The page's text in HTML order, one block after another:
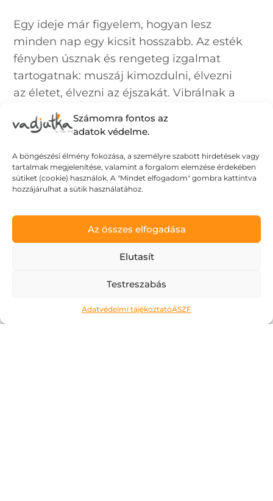
Számomra fontos az
adatok védelme.
A böngészési élmény fokozása, a személyre szabott hirdetések vagy
tartalmak megjelenítése, valamint a forgalom elemzése érdekében
sütiket (cookie) használok. A "Mindet elfogadom" gombra kattintva
hozzájárulhat a sütik használatához.
Az összes elfogadása
Elutasít
Testreszabás
Adatvédelmi tájékoztatóÁSZF
Egy ideje már figyelem, hogyan lesz
minden nap egy kicsit hosszabb. Az esték
fényben úsznak és rengeteg izgalmat
tartogatnak: muszáj kimozdulni, élvezni
az életet, élvezni az éjszakát. Vibrálnak a
színek, minden könnyed és izgalmas:
akár...